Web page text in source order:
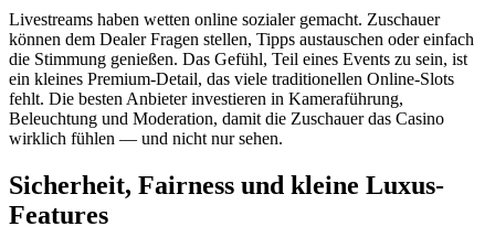
Livestreams haben wetten online sozialer gemacht. Zuschauer
können dem Dealer Fragen stellen, Tipps austauschen oder einfach
die Stimmung genießen. Das Gefühl, Teil eines Events zu sein, ist
ein kleines Premium-Detail, das viele traditionellen Online-Slots
fehlt. Die besten Anbieter investieren in Kameraführung,
Beleuchtung und Moderation, damit die Zuschauer das Casino
wirklich fühlen — und nicht nur sehen.
Sicherheit, Fairness und kleine Luxus-
Features